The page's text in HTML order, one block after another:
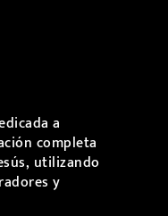
a
completa
utilizando
y